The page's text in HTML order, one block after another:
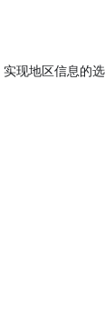
现地区信息的